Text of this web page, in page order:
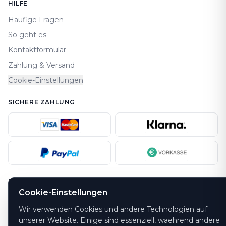
HILFE
Häufige Fragen
So geht es
Kontaktformular
Zahlung & Versand
Cookie-Einstellungen
SICHERE ZAHLUNG
SICHERHEIT
Cookie-Einstellungen
Wir verwenden Cookies und andere Technologien auf
unserer Website. Einige sind essenziell, waehrend andere